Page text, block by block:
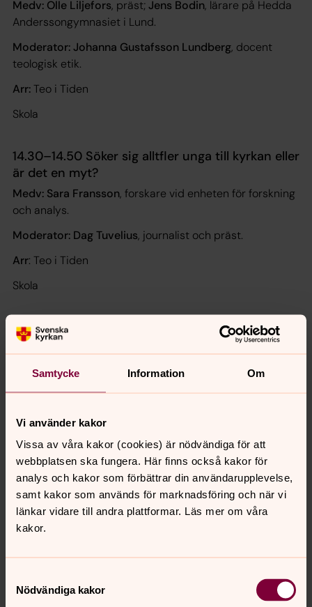
Samtycke Information Om
Vi använder kakor
Vissa av våra kakor (cookies) är nödvändiga för att
webbplatsen ska fungera. Här finns också kakor för
analys och kakor som förbättrar din användarupplevelse,
samt kakor som används för marknadsföring och när vi
länkar vidare till andra plattformar. Läs mer om våra
kakor.
Nödvändiga kakor
Medv: Olle Liljefors, präst;Jens Bodin, lärare på Hedda
Anderssongymnasiet i Lund.
Moderator: Johanna Gustafsson Lundberg, docent
teologisk etik.
Arr:Teo i Tiden
Skola
14.30–14.50 Söker sig alltfler unga till kyrkan eller
är det en myt?
Medv: Sara Fransson, forskare vid enheten för forskning
och analys.
Moderator: Dag Tuvelius, journalist och präst.
Arr: Teo i Tiden
Skola
15.00–15.45 Så bygger vi tillit i
mångfaldssamhället
Vishkurti, Imam i Malmö;AnnSofie Olsson
, diakon
Bergsjön;Robin Pihl, Hela Malmö.
Moderator: Johanna Gustafsson Lundberg
teologisk etik.
Arr:Teo i Tiden
Skola
16.00–16.20 Algoritmer som skapar unga
vid Oslos universitet.